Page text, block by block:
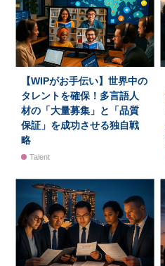
【WIPがお手伝い】世界中の
タレントを確保！多言語人
材の「大量募集」と「品質
保証」を成功させる独自戦
略
Talent